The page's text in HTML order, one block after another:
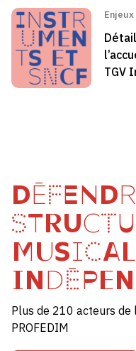
TGV
Plus de 210 acteurs
PROFEDIM